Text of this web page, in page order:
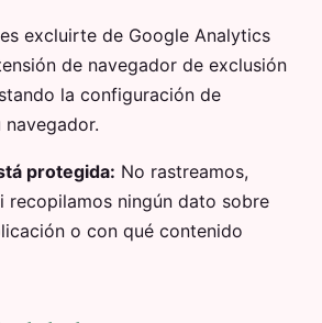
excluirte de Google Analytics
de navegador de exclusión
la configuración de
protegida: No rastreamos,
recopilamos ningún dato sobre
o con qué contenido